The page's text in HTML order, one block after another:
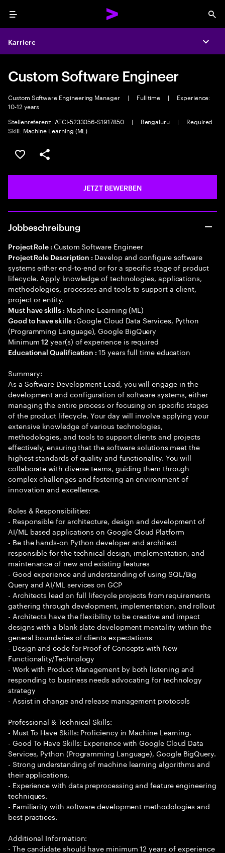
Menu
Karriere
Custom Software Engineer
Custom Software Engineering Manager | Full time |
Experience:
10-12 years
Stellenreferenz: ATCI-5233056-S1917850
| Bengaluru |
Required
Skill: Machine Learning (ML)
JOB SPEICHERN
Teilen
JETZT BEWERBEN
Jobbeschreibung
Project Role : Custom Software Engineer
Project Role Description : Develop and configure software
systems either end-to-end or for a specific stage of product
lifecycle. Apply knowledge of technologies, applications,
methodologies, processes and tools to support a client,
project or entity.
Must have skills : Machine Learning (ML)
Good to have skills :Google Cloud Data Services, Python
(Programming Language), Google BigQuery
Minimum12 year(s) of experience is required
Educational Qualification :15 years full time education
Summary:
As a Software Development Lead, you will engage in the
development and configuration of software systems, either
managing the entire process or focusing on specific stages
of the product lifecycle. Your day will involve applying your
extensive knowledge of various technologies,
methodologies, and tools to support clients and projects
effectively, ensuring that the software solutions meet the
highest standards of quality and functionality. You will
collaborate with diverse teams, guiding them through
complex challenges and fostering an environment of
innovation and excellence.
Roles & Responsibilities:
- Responsible for architecture, design and development of
AI/ML based applications on Google Cloud Platform
- Be the hands-on Python developer and architect
responsible for the technical design, implementation, and
maintenance of new and existing features
- Good experience and understanding of using SQL/Big
Query and AI/ML services on GCP
- Architects lead on full lifecycle projects from requirements
gathering through development, implementation, and rollout
- Architects have the flexibility to be creative and impact
designs with a blank slate development mentality within the
general boundaries of clients expectations
- Design and code for Proof of Concepts with New
Functionality/Technology
- Work with Product Management by both listening and
responding to business needs advocating for technology
strategy
- Assist in change and release management protocols
Professional & Technical Skills:
- Must To Have Skills: Proficiency in Machine Learning.
- Good To Have Skills: Experience with Google Cloud Data
Services, Python (Programming Language), Google BigQuery.
- Strong understanding of machine learning algorithms and
their applications.
- Experience with data preprocessing and feature engineering
techniques.
- Familiarity with software development methodologies and
best practices.
Additional Information:
- The candidate should have minimum 12 years of experience